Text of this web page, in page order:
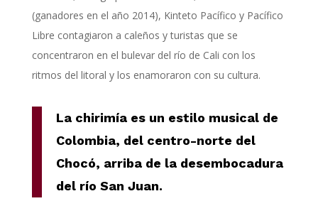
(ganadores en el año 2014), Kinteto Pacífico y Pacífico
Libre contagiaron a caleños y turistas que se
concentraron en el bulevar del río de Cali con los
ritmos del litoral y los enamoraron con su cultura.
La chirimíaes un estilo musical de
Colombia, del centro-norte del
Chocó, arriba de la desembocadura
del río San Juan.